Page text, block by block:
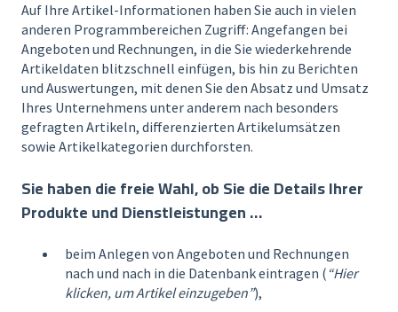
Auf Ihre Artikel-Informationen haben Sie auch in vielen
anderen Programmbereichen Zugriff: Angefangen bei
Angeboten und Rechnungen, in die Sie wiederkehrende
Artikeldaten blitzschnell einfügen, bis hin zu Berichten
und Auswertungen, mit denen Sie den Absatz und Umsatz
Ihres Unternehmens unter anderem nach besonders
gefragten Artikeln, differenzierten Artikelumsätzen
sowie Artikelkategorien durchforsten.
Sie haben die freie Wahl, ob Sie die Details Ihrer
Produkte und Dienstleistungen …
beim Anlegen von Angeboten und Rechnungen
nach und nach in die Datenbank eintragen ( “Hier
klicken, umArtikel einzugeben”),